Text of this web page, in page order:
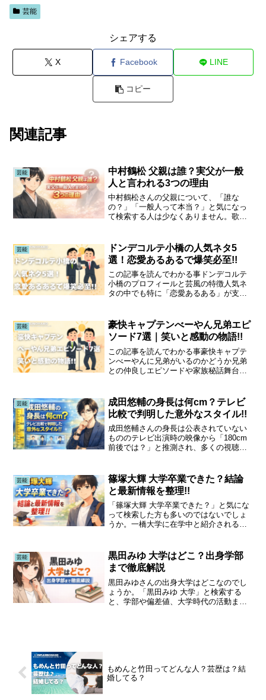
芸能
シェアする
X Facebook LINE
コピー
関連記事
芸能
中村鶴松 父親は誰？実父が一般
人と言われる3つの理由
中村鶴松さんの父親について、「誰な
の？」「一般人って本当？」と気になっ
て検索する人は少なくありません。歌舞
のも自然なことです。この記事では、中
村鶴松さんの父親が公表され...
芸能
ドンデコルテ小橋の人気ネタ5
選！恋愛あるあるで爆笑必至!!
この記事を読んでわかる事ドンデコルテ
小橋のプロフィールと芸風の特徴人気ネ
タの中でも特に「恋愛あるある」が支持
めのチェックポイント今後の活躍や注目
すべき最新情報ドンデコ...
芸能
豪快キャプテンべーやん兄弟エピ
ソード7選｜笑いと感動の物語!!
この記事を読んでわかる事豪快キャプテ
ンべーやんに兄弟がいるのかどうか兄弟
との仲良しエピソードや家族秘話舞台裏
子育てと兄弟の支え合いストーリー筋ト
レ好きべーやんと兄弟のラ...
芸能
成田悠輔の身長は何cm？テレビ
比較で判明した意外なスタイル!!
成田悠輔さんの身長は公表されていない
もののテレビ出演時の映像から「180cm
前後では？」と推測され、多くの視聴者
る理由”も話題に。この記事では、テレビ
での身長比較やS...
芸能
篠塚大輝 大学卒業できた？結論
と最新情報を整理!!
「篠塚大輝 大学卒業できた？」と気にな
って検索した方も多いのではないでしょ
うか。一橋大学に在学中と紹介されるこ
SNSではさまざまな噂が見られますが、
公式に確認できる事実...
芸能
黒田みゆ 大学はどこ？出身学部
まで徹底解説
黒田みゆさんの出身大学はどこなのでし
ょうか。「黒田みゆ 大学」と検索する
と、学部や偏差値、大学時代の活動まで
もめんと竹田ってどんな人？芸歴は？結
婚してる？